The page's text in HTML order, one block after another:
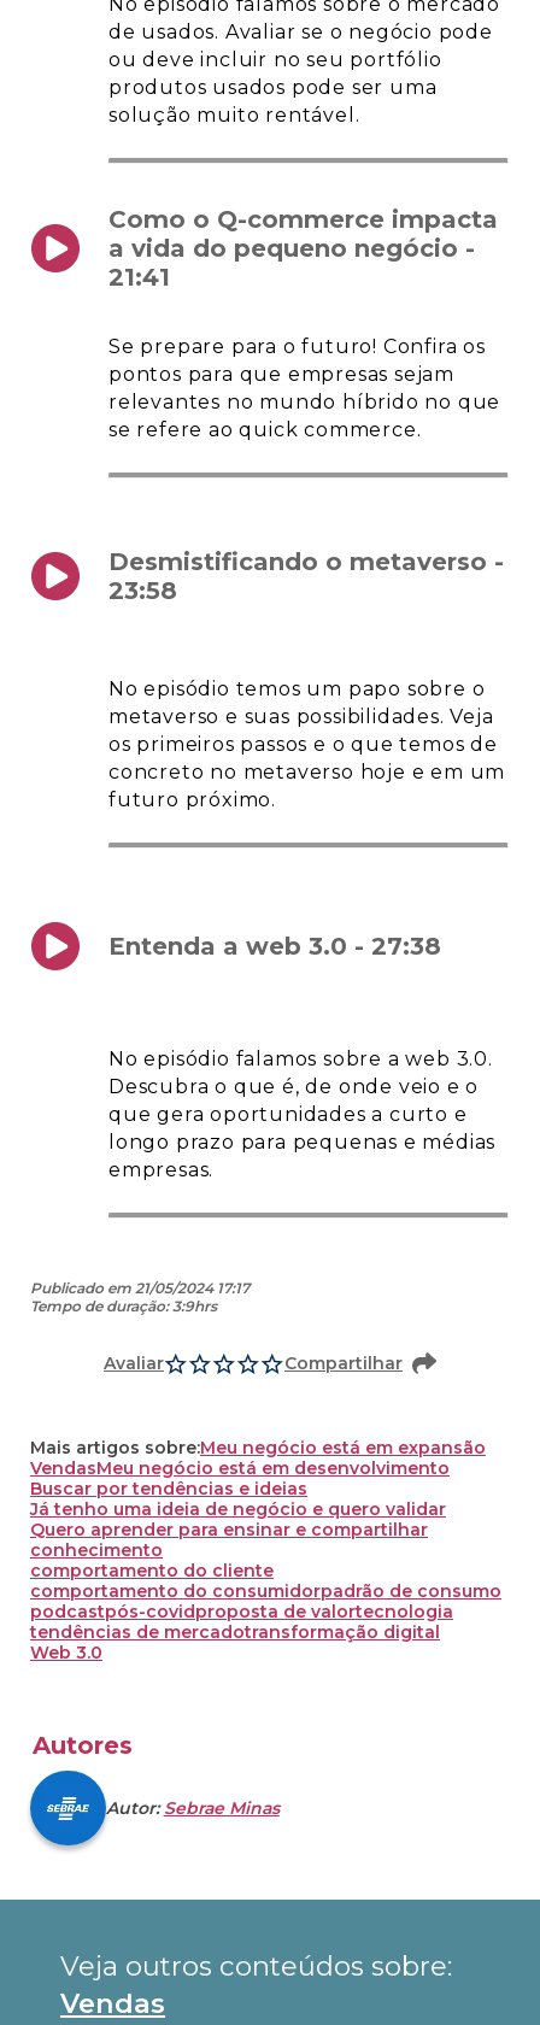
de usados. Avaliar se o negócio pode
ou deve incluir no seu portfólio
produtos usados pode ser uma
solução muito rentável.
Como o Q-commerce impacta
a vida do pequeno negócio -
21:41
Se prepare para o futuro! Confira os
pontos para que empresas sejam
relevantes no mundo híbrido no que
se refere ao quick commerce.
Desmistificando o metaverso -
23:58
No episódio temos um papo sobre o
metaverso e suas possibilidades. Veja
os primeiros passos e o que temos de
concreto no metaverso hoje e em um
futuro próximo.
Entenda a web 3.0 - 27:38
No episódio falamos sobre a web 3.0.
Descubra o que é, de onde veio e o
que gera oportunidades a curto e
longo prazo para pequenas e médias
empresas.
Publicado em 21/05/2024 17:17
Tempo de duração: 3:9hrs
Avaliar Compartilhar
Mais artigos sobre:Meu negócio está em expansão
VendasMeu negócio está em desenvolvimento
Buscar por tendências e ideias
Já tenho uma ideia de negócio e quero validar
Quero aprender para ensinar e compartilhar
conhecimento
comportamento do cliente
comportamento do consumidorpadrão de consumo
podcastpós-covidproposta de valortecnologia
tendências de mercadotransformação digital
Web 3.0
Autores
Autor:Sebrae Minas
Vendas